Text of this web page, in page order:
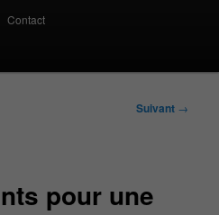
Contact
Suivant →
pour une